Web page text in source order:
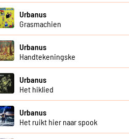
Urbanus
Grasmachien
Urbanus
Handtekeningske
Urbanus
Het hiklied
Urbanus
Het ruikt hier naar spook